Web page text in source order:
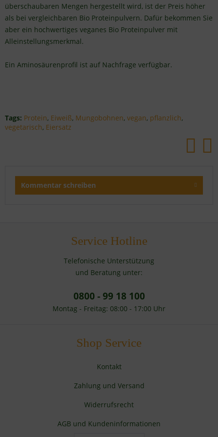
überschaubaren Mengen hergestellt wird, ist der Preis höher
als bei vergleichbaren Bio Proteinpulvern. Dafür bekommen Sie
aber ein hochwertiges veganes Bio Proteinpulver mit
Alleinstellungsmerkmal.
Ein Aminosäurenprofil ist auf Nachfrage verfügbar.
Tags: Protein, Eiweiß, Mungobohnen, vegan, pflanzlich,
vegetarisch, Eiersatz
Kommentar schreiben
Service Hotline
Telefonische Unterstützung
und Beratung unter:
0800 - 99 18 100
Montag - Freitag: 08:00 - 17:00 Uhr
Shop Service
Kontakt
Zahlung und Versand
Widerrufsrecht
AGB und Kundeninformationen